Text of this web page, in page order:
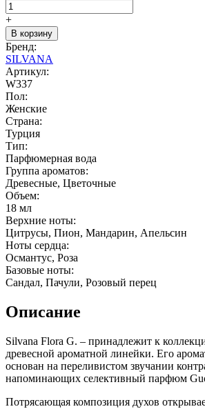
+
В корзину
Бренд:
SILVANA
Артикул:
W337
Пол:
Женские
Страна:
Турция
Тип:
Парфюмерная вода
Группа ароматов:
Древесные, Цветочные
Объем:
18 мл
Верхние ноты:
Цитрусы, Пион, Мандарин, Апельсин
Ноты сердца:
Османтус, Роза
Базовые ноты:
Сандал, Пачули, Розовый перец
Описание
Silvana Flora G. – принадлежит к
древесной ароматной линейки. Его
основан на переливистом звучании
напоминающих селективный парфюм
Потрясающая композиция духов